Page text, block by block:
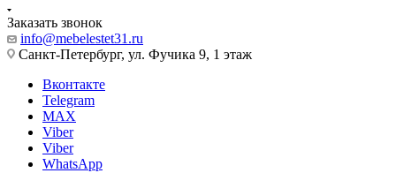
Заказать звонок
info@mebelestet31.ru
Санкт-Петербург, ул. Фучика 9, 1 этаж
Вконтакте
Telegram
MAX
Viber
Viber
WhatsApp